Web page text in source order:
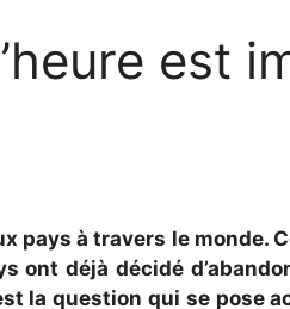
est
pays à travers le monde.
ont déjà décidé
la question qui se pose